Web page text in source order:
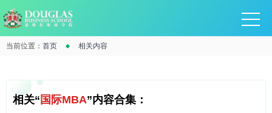
当前位置： 首页 相关内容
相关“ 国际MBA”内容合集：